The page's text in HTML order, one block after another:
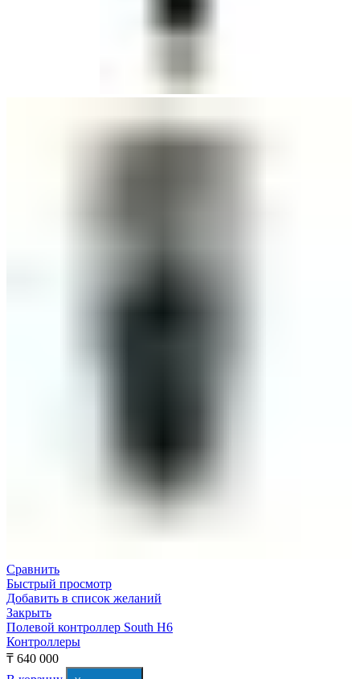
Сравнить
Быстрый просмотр
Добавить в список желаний
Закрыть
Полевой контроллер South H6
Контроллеры
₸ 640 000